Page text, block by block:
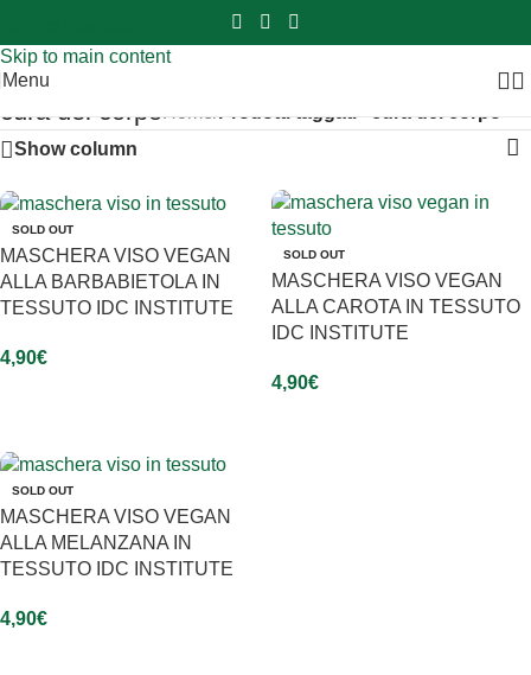
Skip to main content
Sei hai domande contattaci 📲3341056025 - 3886572748
Menu
cura del corpo
Show column
SOLD OUT
MASCHERA VISO VEGAN
ALLA BARBABIETOLA IN
TESSUTO IDC INSTITUTE
4,90€
SOLD OUT
MASCHERA VISO VEGAN
ALLA CAROTA IN TESSUTO
IDC INSTITUTE
4,90€
SOLD OUT
MASCHERA VISO VEGAN
ALLA MELANZANA IN
TESSUTO IDC INSTITUTE
4,90€